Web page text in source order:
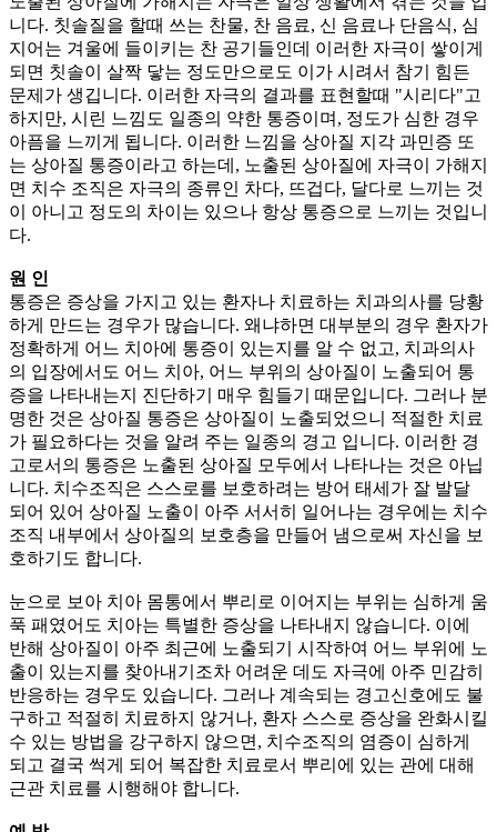
니다. 칫솔질을 할때 쓰는 찬물, 찬 음료, 신 음료나 단음식, 심
지어는 겨울에 들이키는 찬 공기들인데 이러한 자극이 쌓이게
되면 칫솔이 살짝 닿는 정도만으로도 이가 시려서 참기 힘든
문제가 생깁니다. 이러한 자극의 결과를 표현할때 "시리다"고
하지만, 시린 느낌도 일종의 약한 통증이며, 정도가 심한 경우
아픔을 느끼게 됩니다. 이러한 느낌을 상아질 지각 과민증 또
는 상아질 통증이라고 하는데, 노출된 상아질에 자극이 가해지
면 치수 조직은 자극의 종류인 차다, 뜨겁다, 달다로 느끼는 것
이 아니고 정도의 차이는 있으나 항상 통증으로 느끼는 것입니
다.
원 인
통증은 증상을 가지고 있는 환자나 치료하는 치과의사를 당황
하게 만드는 경우가 많습니다. 왜냐하면 대부분의 경우 환자가
정확하게 어느 치아에 통증이 있는지를 알 수 없고, 치과의사
의 입장에서도 어느 치아, 어느 부위의 상아질이 노출되어 통
증을 나타내는지 진단하기 매우 힘들기 때문입니다. 그러나 분
명한 것은 상아질 통증은 상아질이 노출되었으니 적절한 치료
가 필요하다는 것을 알려 주는 일종의 경고 입니다. 이러한 경
고로서의 통증은 노출된 상아질 모두에서 나타나는 것은 아닙
니다. 치수조직은 스스로를 보호하려는 방어 태세가 잘 발달
되어 있어 상아질 노출이 아주 서서히 일어나는 경우에는 치수
조직 내부에서 상아질의 보호층을 만들어 냄으로써 자신을 보
호하기도 합니다.
눈으로 보아 치아 몸통에서 뿌리로 이어지는 부위는 심하게 움
푹 패였어도 치아는 특별한 증상을 나타내지 않습니다. 이에
반해 상아질이 아주 최근에 노출되기 시작하여 어느 부위에 노
출이 있는지를 찾아내기조차 어려운 데도 자극에 아주 민감히
반응하는 경우도 있습니다. 그러나 계속되는 경고신호에도 불
구하고 적절히 치료하지 않거나, 환자 스스로 증상을 완화시킬
수 있는 방법을 강구하지 않으면, 치수조직의 염증이 심하게
되고 결국 썩게 되어 복잡한 치료로서 뿌리에 있는 관에 대해
근관 치료를 시행해야 합니다.